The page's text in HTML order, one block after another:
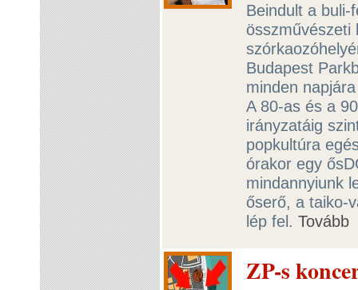
Beindult a buli-
összművészeti
Budapest
minden
A 80-as és a
irányzatáig
popkultúra
órakor egy
mindannyiunk
őserő, a taiko-
lép fel. Tovább
ZP-s